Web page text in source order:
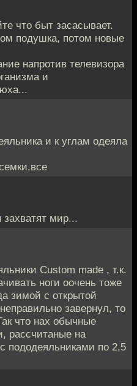
что быт засасывает.
подушка, потом новые
напротив телевизора
и
и к углам одеяла
мир...
Custom made , т.к.
ноги оочень тоже
зимой с открытой
завернул, то
что нах обычные
рассчитаные на
пододеяльниками по 2,5